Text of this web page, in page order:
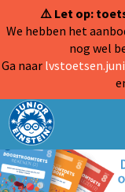
⚠️ Let op:
We hebben het
nog wel
Ga naar